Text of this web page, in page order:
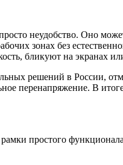
неудобство. Оно
зонах без
бликуют на экранах
решений в России,
перенапряжение. В
простого